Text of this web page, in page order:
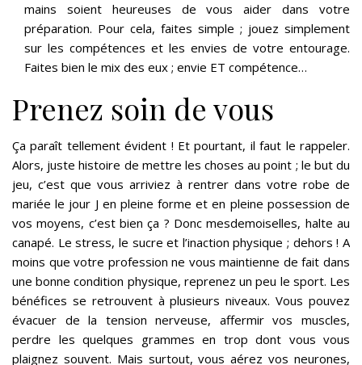
mains soient heureuses de vous aider dans votre
préparation. Pour cela, faites simple ; jouez simplement
sur les compétences et les envies de votre entourage.
Faites bien le mix des eux ; envie ET compétence…
Prenez soin de vous
Ça paraît tellement évident ! Et pourtant, il faut le rappeler.
Alors, juste histoire de mettre les choses au point ; le but du
jeu, c’est que vous arriviez à rentrer dans votre robe de
mariée le jour J en pleine forme et en pleine possession de
vos moyens, c’est bien ça ? Donc mesdemoiselles, halte au
canapé. Le stress, le sucre et l’inaction physique ; dehors ! A
moins que votre profession ne vous maintienne de fait dans
une bonne condition physique, reprenez un peu le sport. Les
bénéfices se retrouvent à plusieurs niveaux. Vous pouvez
évacuer de la tension nerveuse, affermir vos muscles,
perdre les quelques grammes en trop dont vous vous
plaignez souvent. Mais surtout, vous aérez vos neurones,